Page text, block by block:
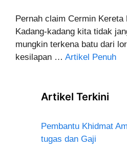
Pernah claim Cermin Kereta
Kadang-kadang kita tidak
mungkin terkena batu dari
kesilapan … Artikel Penuh
Artikel Terkini
Pembantu Khidmat
tugas dan Gaji